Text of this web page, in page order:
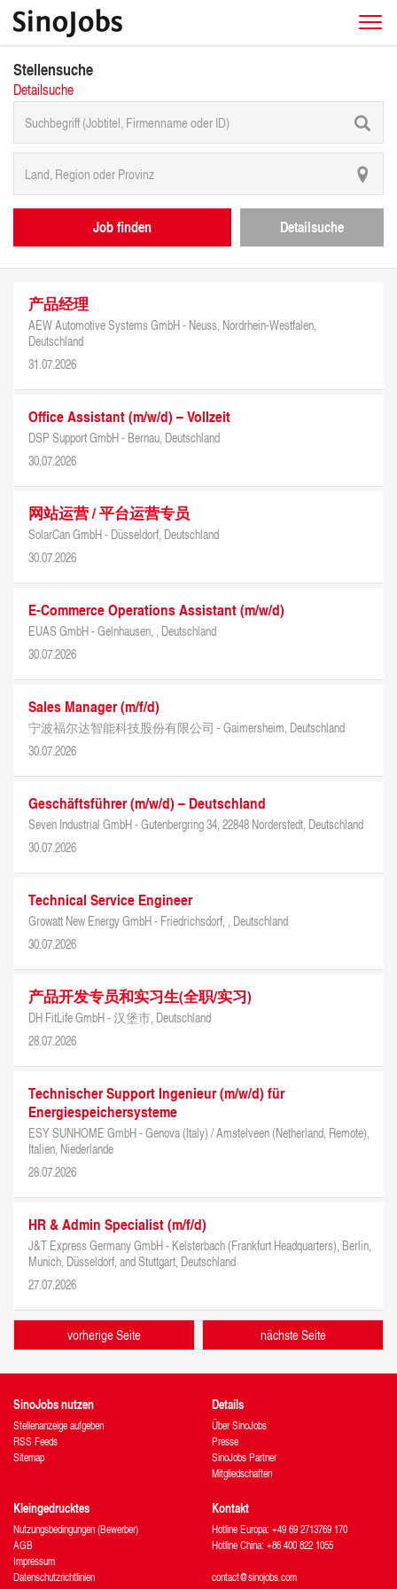
Stellensuche
Detailsuche
Job finden Detailsuche
产品经理
AEW Automotive Systems GmbH - Neuss, Nordrhein-Westfalen,
Deutschland
31.07.2026
Office Assistant (m/w/d) – Vollzeit
DSP Support GmbH - Bernau, Deutschland
30.07.2026
网站运营 / 平台运营专员
SolarCan GmbH - Düsseldorf, Deutschland
30.07.2026
E-Commerce Operations Assistant (m/w/d)
EUAS GmbH -Gelnhausen, , Deutschland
30.07.2026
Sales Manager (m/f/d)
宁波福尔达智能科技股份有限公司 -Gaimersheim, Deutschland
30.07.2026
Geschäftsführer (m/w/d) – Deutschland
Seven Industrial GmbH -Gutenbergring 34, 22848 Norderstedt, Deutschland
30.07.2026
Technical Service Engineer
Growatt New Energy GmbH - Friedrichsdorf, , Deutschland
30.07.2026
产品开发专员和实习生(全职/实习)
DH FitLife GmbH -汉堡市, Deutschland
28.07.2026
Technischer Support Ingenieur (m/w/d) für
Energiespeichersysteme
ESY SUNHOME GmbH -Genova (Italy) / Amstelveen (Netherland, Remote),
Italien, Niederlande
28.07.2026
HR & Admin Specialist (m/f/d)
J&T Express Germany GmbH - Kelsterbach (Frankfurt Headquarters), Berlin,
Munich, Düsseldorf, and Stuttgart, Deutschland
27.07.2026
vorherige Seite nächste Seite
SinoJobs nutzen
Stellenanzeige aufgeben
RSS Feeds
Sitemap
Details
Über SinoJobs
Presse
SinoJobs Partner
Mitgliedschaften
Kleingedrucktes
Nutzungsbedingungen (Bewerber)
AGB
Impressum
Datenschutzrichtlinien
Kontakt
Hotline Europa: +49 69 2713769 170
Hotline China: +86 400 822 1055
contact@sinojobs.com